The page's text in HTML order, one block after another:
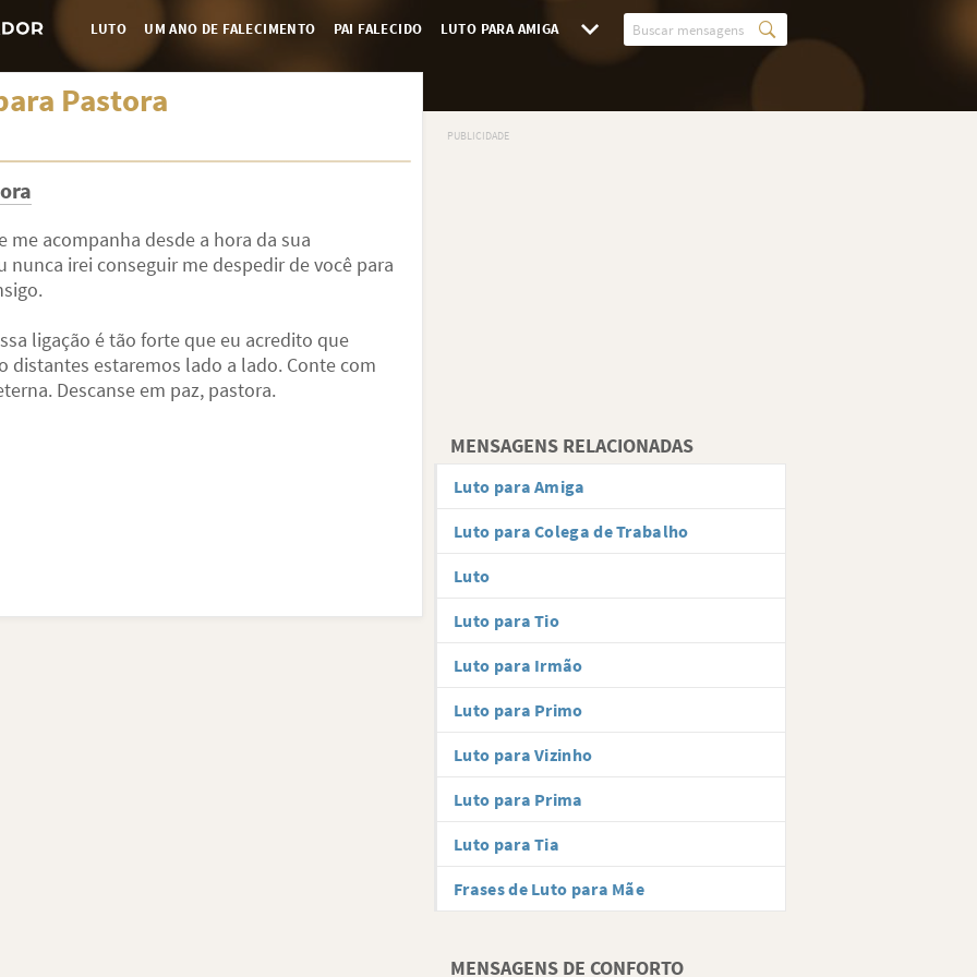
LUTO UM ANO DE FALECIMENTO PAI FALECIDO LUTO PARA AMIGA
Pastora
acompanha desde a hora da sua
nunca irei conseguir me despedir de você para
ligação é tão forte que eu acredito que
distantes estaremos lado a lado. Conte com
Descanse em paz, pastora.
MENSAGENS RELACIONADAS
Luto para Amiga
Luto para Colega de Trabalho
Luto
Luto para Tio
Luto para Irmão
Luto para Primo
Luto para Vizinho
Luto para Prima
Luto para Tia
Frases de Luto para Mãe
MENSAGENS DE CONFORTO